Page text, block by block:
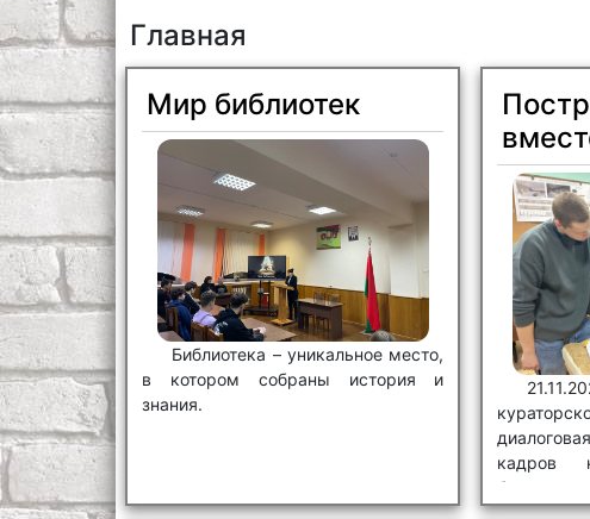
Главная
Мир библиотек
Библиотека – уникальное место,
в котором собраны история и
знания.
кадров
будущее